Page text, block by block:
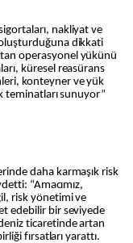
nakliyat ve
dikkati
operasyonel yükünü
küresel reasürans
konteyner ve yük
teminatları sunuyor”
daha karmaşık risk
“Amacımız,
risk yönetimi ve
edebilir bir seviyede
ticaretinde artan
fırsatları yarattı.